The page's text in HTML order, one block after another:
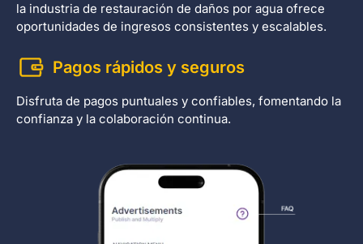
la industria de restauración de daños por agua ofrece
oportunidades de ingresos consistentes y escalables.
Pagos rápidos y seguros
Disfruta de pagos puntuales y confiables, fomentando la
confianza y la colaboración continua.